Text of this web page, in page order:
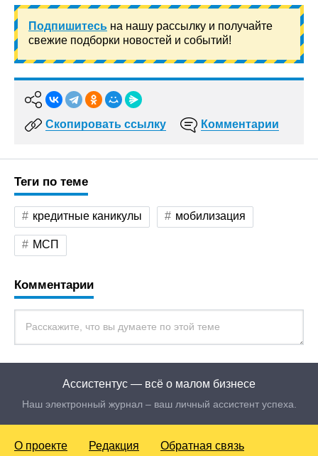
Подпишитесь на нашу рассылку и получайте
свежие подборки новостей и событий!
Скопировать ссылку Комментарии
Теги по теме
кредитные каникулы мобилизация
МСП
Комментарии
Ассистентус — всё о малом бизнесе
Наш электронный журнал – ваш личный ассистент успеха.
О проекте Редакция Обратная связь